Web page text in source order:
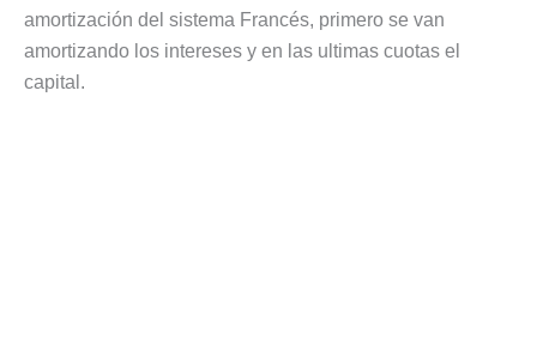
amortización del sistema Francés, primero se van
amortizando los intereses y en las ultimas cuotas el
capital.